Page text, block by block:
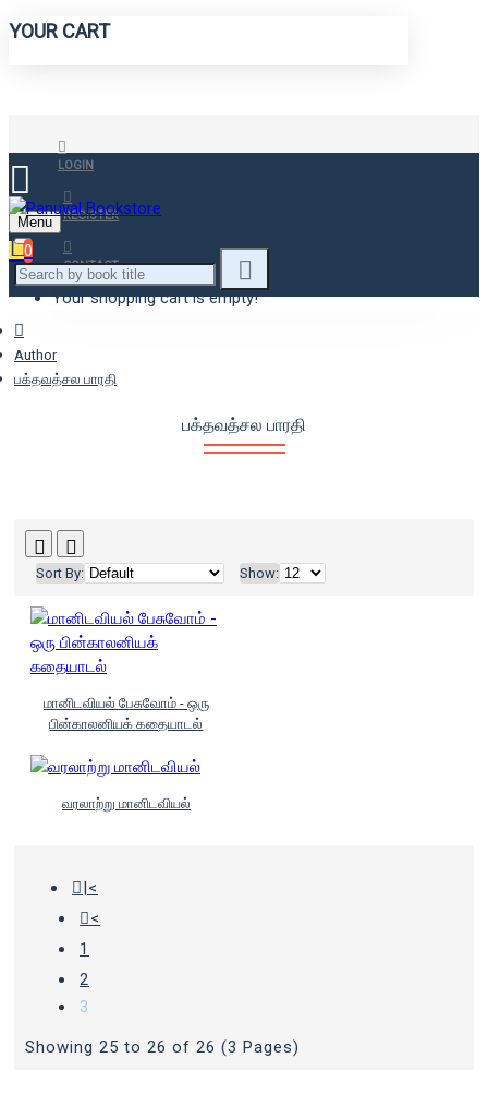
YOUR CART
LOGIN
REGISTER
CONTACT
Menu
0
Your shopping cart is empty!
Author
பக்தவத்சல பாரதி
பக்தவத்சல பாரதி
Sort By: Show:
மானிடவியல் பேசுவோம் - ஒரு
பின்காலனியக் கதையாடல்
வரலாற்று மானிடவியல்
|<
<
1
2
3
Showing 25 to 26 of 26 (3 Pages)